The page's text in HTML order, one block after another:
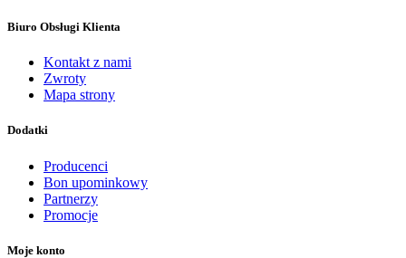
Biuro Obsługi Klienta
Kontakt z nami
Zwroty
Mapa strony
Dodatki
Producenci
Bon upominkowy
Partnerzy
Promocje
Moje konto